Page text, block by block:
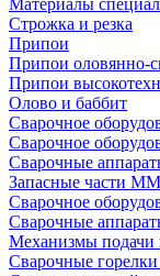
Материалы
Строжка и резка
Припои
Припои оловянно-
Припои
Олово и баббит
Сварочное
Сварочное
Сварочные
Запасные части
Сварочное
Сварочные
Механизмы
Сварочные